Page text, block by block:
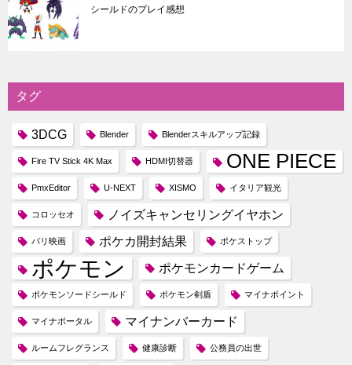
シールドのプレイ感想
タグ
3DCG Blender Blenderスキルアップ記録
Fire TV Stick 4K Max HDMI切替器 ONE PIECE
PmxEditor U-NEXT XISMO イタリア観光
コロッセオ ノイズキャンセリングイヤホン
パリ映画 ポケカ開封結果 ポケストップ
ポケモン ポケモンカードゲーム
ポケモンソードシールド ポケモン剣盾 マイナポイント
マイナポータル マイナンバーカード
ルームフレグランス 健康診断 公務員の出世